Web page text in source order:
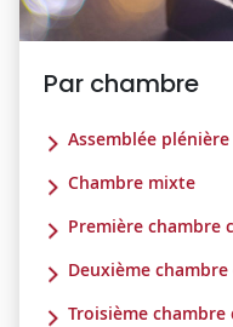
Par chambre
Assemblée plénière
Chambre mixte
Première chambre
Deuxième
Troisième chambre